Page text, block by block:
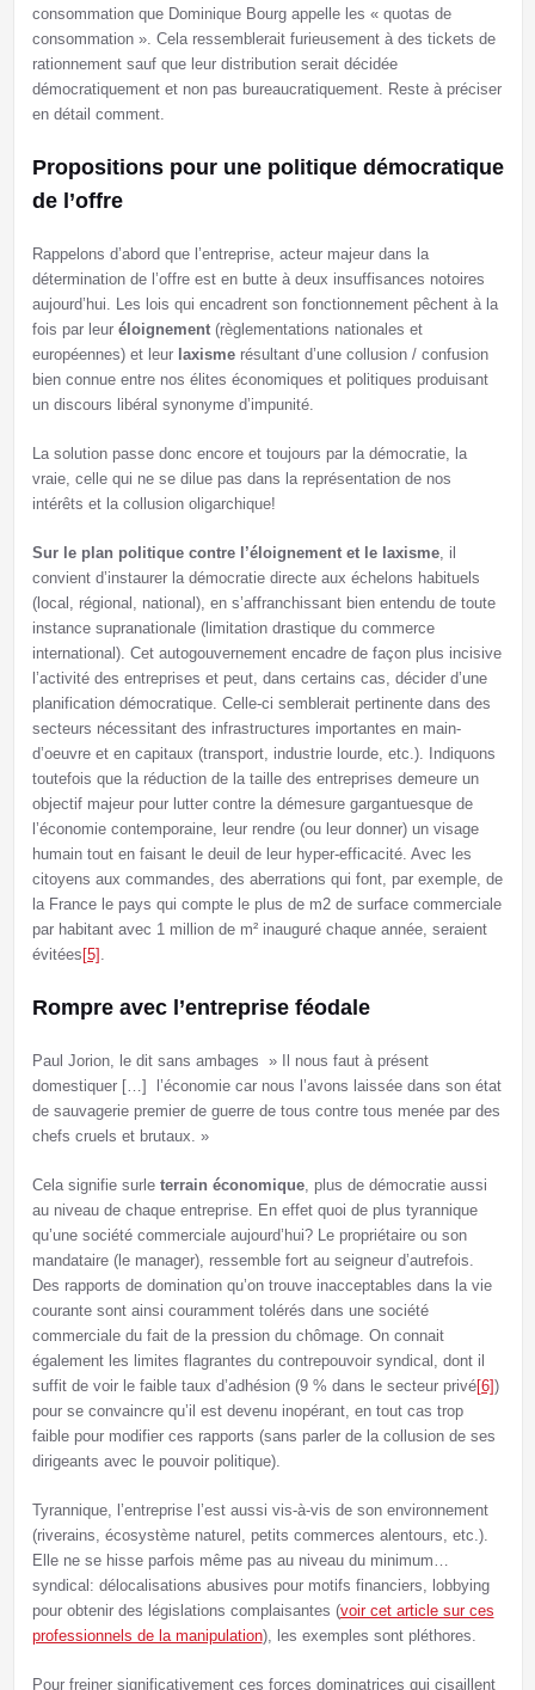
consommation que Dominique Bourg appelle les « quotas de
consommation ». Cela ressemblerait furieusement à des tickets de
rationnement sauf que leur distribution serait décidée
démocratiquement et non pas bureaucratiquement. Reste à préciser
en détail comment.
Propositions pour une politique démocratique
de l’offre
Rappelons d’abord que l’entreprise, acteur majeur dans la
détermination de l’offre est en butte à deux insuffisances notoires
aujourd’hui. Les lois qui encadrent son fonctionnement pêchent à la
fois par leur éloignement(règlementations nationales et
européennes) et leur laxismerésultant d’une collusion / confusion
bien connue entre nos élites économiques et politiques produisant
un discours libéral synonyme d’impunité.
La solution passe donc encore et toujours par la démocratie, la
vraie, celle qui ne se dilue pas dans la représentation de nos
intérêts et la collusion oligarchique!
Sur le plan politique contre l’éloignement et le laxisme, il
convient d’instaurer la démocratie directe aux échelons habituels
(local, régional, national), en s’affranchissant bien entendu de toute
instance supranationale (limitation drastique du commerce
international). Cet autogouvernement encadre de façon plus incisive
l’activité des entreprises et peut, dans certains cas, décider d’une
planification démocratique. Celle-ci semblerait pertinente dans des
secteurs nécessitant des infrastructures importantes en main-
d’oeuvre et en capitaux (transport, industrie lourde, etc.). Indiquons
toutefois que la réduction de la taille des entreprises demeure un
objectif majeur pour lutter contre la démesure gargantuesque de
l’économie contemporaine, leur rendre (ou leur donner) un visage
humain tout en faisant le deuil de leur hyper-efficacité. Avec les
citoyens aux commandes, des aberrations qui font, par exemple, de
la France le pays qui compte le plus de m2 de surface commerciale
par habitant avec 1 million de m² inauguré chaque année, seraient
évitées [5] .
Rompre avec l’entreprise féodale
Paul Jorion, le dit sans ambages » Il nous faut à présent
domestiquer […] l’économie car nous l’avons laissée dans son état
de sauvagerie premier de guerre de tous contre tous menée par des
chefs cruels et brutaux. »
Cela signifie surleterrain économique, plus de démocratie aussi
au niveau de chaque entreprise. En effet quoi de plus tyrannique
qu’une société commerciale aujourd’hui? Le propriétaire ou son
mandataire (le manager), ressemble fort au seigneur d’autrefois.
Des rapports de domination qu’on trouve inacceptables dans la vie
courante sont ainsi couramment tolérés dans une société
commerciale du fait de la pression du chômage. On connait
également les limites flagrantes du contrepouvoir syndical, dont il
suffit de voir le faible taux d’adhésion (9 % dans le secteur privé[6])
pour se convaincre qu’il est devenu inopérant, en tout cas trop
faible pour modifier ces rapports (sans parler de la collusion de ses
dirigeants avec le pouvoir politique).
Tyrannique, l’entreprise l’est aussi vis-à-vis de son environnement
(riverains, écosystème naturel, petits commerces alentours, etc.).
Elle ne se hisse parfois même pas au niveau du minimum…
syndical: délocalisations abusives pour motifs financiers, lobbying
pour obtenir des législations complaisantes (voir cet article sur ces
professionnels de la manipulation), les exemples sont pléthores.
Pour freiner significativement ces forces dominatrices qui cisaillent